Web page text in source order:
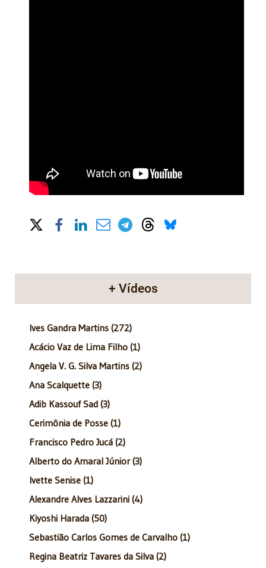
Share on Social Media
+ Vídeos
Ives Gandra Martins (272)
Acácio Vaz de Lima Filho (1)
Angela V. G. Silva Martins (2)
Ana Scalquette (3)
Adib Kassouf Sad (3)
Cerimônia de Posse (1)
Francisco Pedro Jucá (2)
Alberto do Amaral Júnior (3)
Ivette Senise (1)
Alexandre Alves Lazzarini (4)
Kiyoshi Harada (50)
Sebastião Carlos Gomes de Carvalho (1)
Regina Beatriz Tavares da Silva (2)